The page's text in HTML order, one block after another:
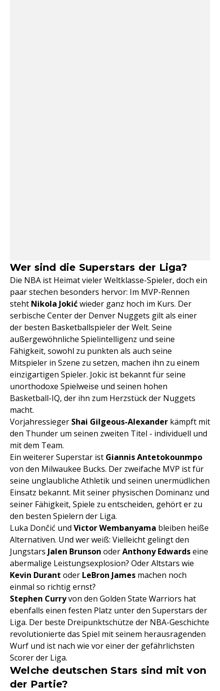
Wer sind die Superstars der Liga?
Die NBA ist Heimat vieler Weltklasse-Spieler, doch ein
paar stechen besonders hervor: Im MVP-Rennen
steht Nikola Jokićwieder ganz hoch im Kurs. Der
serbische Center der Denver Nuggets gilt als einer
der besten Basketballspieler der Welt. Seine
außergewöhnliche Spielintelligenz und seine
Fähigkeit, sowohl zu punkten als auch seine
Mitspieler in Szene zu setzen, machen ihn zu einem
einzigartigen Spieler. Jokic ist bekannt für seine
unorthodoxe Spielweise und seinen hohen
Basketball-IQ, der ihn zum Herzstück der Nuggets
macht.
Vorjahressieger Shai Gilgeous-Alexander kämpft mit
den Thunder um seinen zweiten Titel - individuell und
mit dem Team.
Ein weiterer Superstar ist Giannis Antetokounmpo
von den Milwaukee Bucks. Der zweifache MVP ist für
seine unglaubliche Athletik und seinen unermüdlichen
Einsatz bekannt. Mit seiner physischen Dominanz und
seiner Fähigkeit, Spiele zu entscheiden, gehört er zu
den besten Spielern der Liga.
Luka Dončić und Victor Wembanyama bleiben heiße
Alternativen. Und wer weiß: Vielleicht gelingt den
Jungstars Jalen Brunson oderAnthony Edwardseine
abermalige Leistungsexplosion? Oder Altstars wie
Kevin Durant oder LeBron James machen noch
einmal so richtig ernst?
Stephen Curryvon den Golden State Warriors hat
ebenfalls einen festen Platz unter den Superstars der
Liga. Der beste Dreipunktschütze der NBA-Geschichte
revolutionierte das Spiel mit seinem herausragenden
Wurf und ist nach wie vor einer der gefährlichsten
Scorer der Liga.
Welche deutschen Stars sind mit von
der Partie?